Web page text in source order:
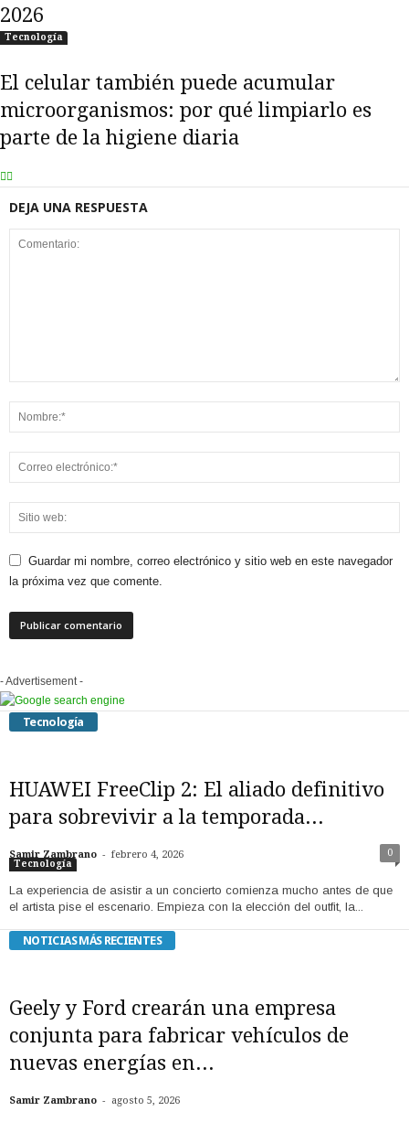
2026
Tecnología
El celular también puede acumular
microorganismos: por qué limpiarlo es
parte de la higiene diaria
DEJA UNA RESPUESTA
Guardar mi nombre, correo electrónico y sitio web en este navegador
la próxima vez que comente.
- Advertisement -
Tecnología
​HUAWEI FreeClip 2: El aliado definitivo
para sobrevivir a la temporada...
Samir Zambrano - febrero 4, 2026 0
Tecnología
​La experiencia de asistir a un concierto comienza mucho antes de que
el artista pise el escenario. Empieza con la elección del outfit, la...
NOTICIAS MÁS RECIENTES
Geely y Ford crearán una empresa
conjunta para fabricar vehículos de
nuevas energías en...
Samir Zambrano - agosto 5, 2026